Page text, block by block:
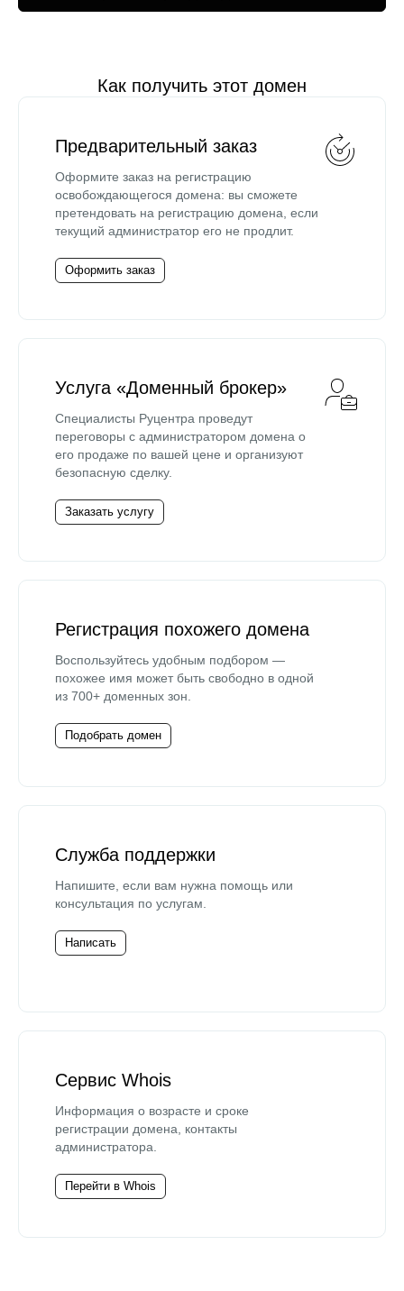
Как получить этот домен
Предварительный заказ
Оформите заказ на регистрацию
освобождающегося домена: вы сможете
претендовать на регистрацию домена, если
текущий администратор его не продлит.
Оформить заказ
Услуга «Доменный брокер»
Специалисты Руцентра проведут
переговоры с администратором домена о
его продаже по вашей цене и организуют
безопасную сделку.
Заказать услугу
Регистрация похожего домена
Воспользуйтесь удобным подбором —
похожее имя может быть свободно в одной
из 700+ доменных зон.
Подобрать домен
Служба поддержки
Напишите, если вам нужна помощь или
консультация по услугам.
Написать
Сервис Whois
Информация о возрасте и сроке
регистрации домена, контакты
администратора.
Перейти в Whois